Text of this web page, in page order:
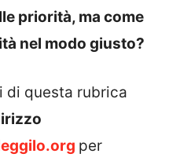
priorità, ma come
nel modo giusto?
di questa rubrica
per